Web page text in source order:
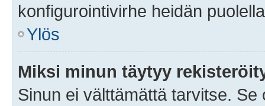
konfigurointivirhe heidän
Ylös
Miksi minun täytyy
Sinun ei välttämättä tarvitse.